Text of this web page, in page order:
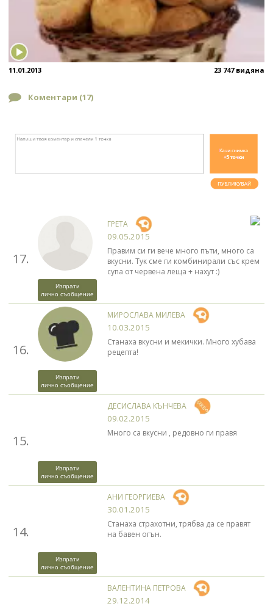
11.01.2013 23 747 видяна
Коментари (17)
17.
Изпрати
лично съобщение
ГРЕТА
09.05.2015
Правим си ги вече много пъти, много са
вкусни. Тук сме ги комбинирали със крем
супа от червена леща + нахут :)
16.
Изпрати
лично съобщение
МИРОСЛАВА МИЛЕВА
10.03.2015
Станаха вкусни и мекички. Много хубава
рецепта!
15.
Изпрати
лично съобщение
ДЕСИСЛАВА КЪНЧЕВА
09.02.2015
Много са вкусни , редовно ги правя
14.
Изпрати
лично съобщение
АНИ ГЕОРГИЕВА
30.01.2015
Станаха страхотни, трябва да се правят
на бавен огън.
ВАЛЕНТИНА ПЕТРОВА
29.12.2014